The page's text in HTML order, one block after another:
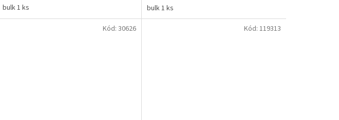
bulk 1 ks bulk 1 ks
Kód: 30626 Kód: 119313